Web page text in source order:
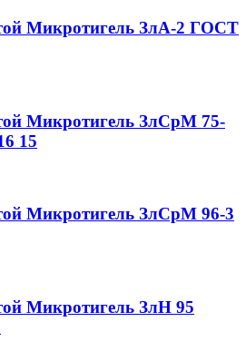
Микротигель ЗлА-2 ГОСТ
Микротигель ЗлСрМ 75-
15
Микротигель ЗлСрМ 96-3
Микротигель ЗлН 95